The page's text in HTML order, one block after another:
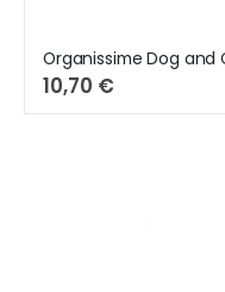
10,70 €